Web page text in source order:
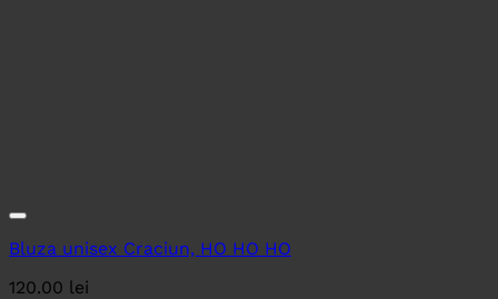
Bluza unisex Craciun, HO HO HO
120.00 lei